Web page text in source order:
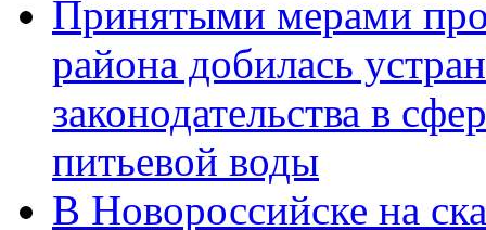
Принятыми мерами
района добилась
законодательства в
питьевой воды
В Новороссийске на